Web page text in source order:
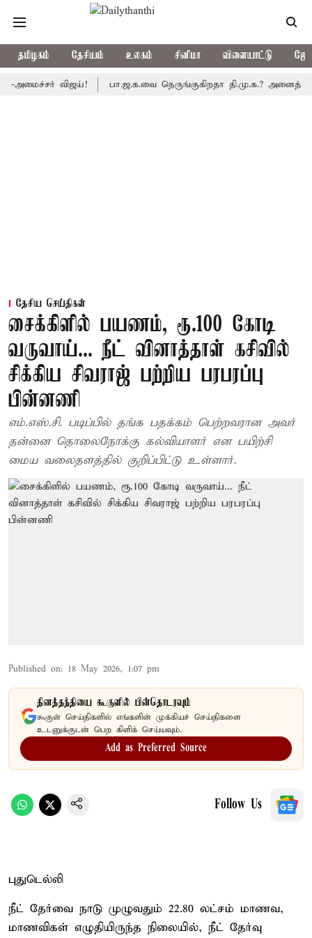
தமிழகம் தேசியம் உலகம் சினிமா விளையாட்டு
விஜய்! பா.ஜ.க.வை நெருங்குகிறதா தி.மு.க.?
தேசிய செய்திகள்
சைக்கிளில் பயணம், ரூ.100 கோடி
வருவாய்... நீட் வினாத்தாள் கசிவில்
சிக்கிய சிவராஜ் பற்றிய பரபரப்பு
பின்னணி
எம்.எஸ்.சி. படிப்பில் தங்க பதக்கம் பெற்றவரான அவர்
தன்னை தொலைநோக்கு கல்வியாளர் என பயிற்சி
மைய வலைதளத்தில் குறிப்பிட்டு உள்ளார்.
Published on: 18 May 2026, 1:07 pm
தினத்தந்தியை கூகுளில் பின்தொடரவும்
கூகுள் செய்திகளில் எங்களின் முக்கியச் செய்திகளை
உடனுக்குடன் பெற கிளிக் செய்யவும்.
Add as Preferred Source
Follow Us
புதுடெல்லி
நீட் தேர்வை நாடு முழுவதும் 22.80 லட்சம் மாணவ,
மாணவிகள் எழுதியிருந்த நிலையில், நீட் தேர்வு